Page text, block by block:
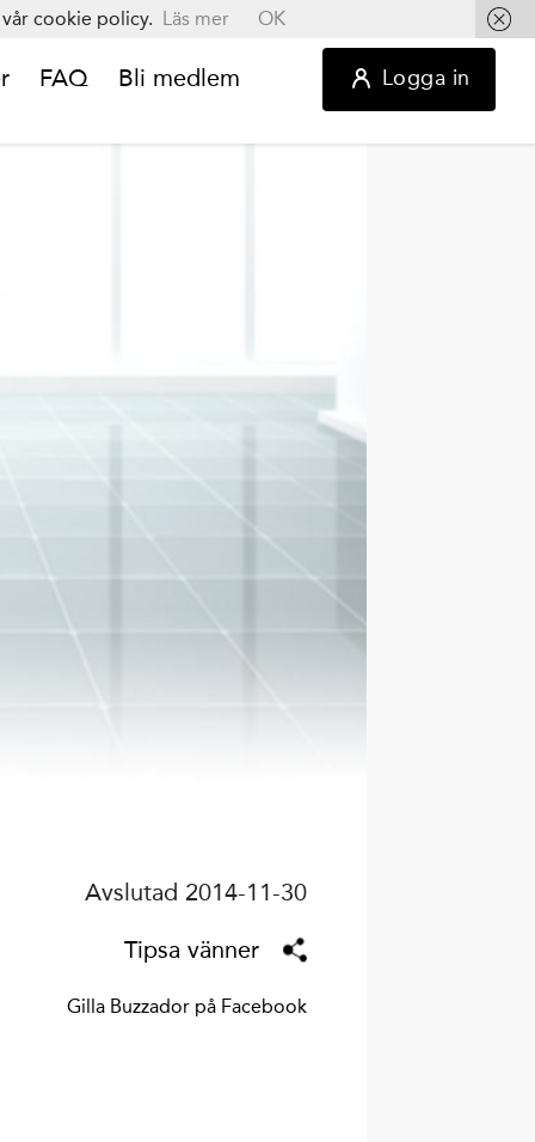
FAQ Bli medlem Logga in
Avslutad 2014-11-30
Tipsa vänner
Gilla Buzzador på Facebook
cookie policy. Läs mer OK